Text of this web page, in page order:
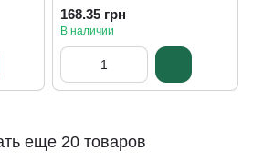
антиаллерген", 250 мл
168.35 грн
В наличии
еще 20 товаров